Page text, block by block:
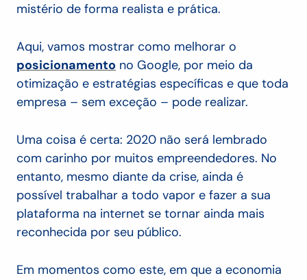
mistério de forma realista e prática.
Aqui, vamos mostrar como melhorar o
posicionamento no Google, por meio da
otimização e estratégias específicas e que toda
empresa – sem exceção – pode realizar.
Uma coisa é certa: 2020 não será lembrado
com carinho por muitos empreendedores. No
entanto, mesmo diante da crise, ainda é
possível trabalhar a todo vapor e fazer a sua
plataforma na internet se tornar ainda mais
reconhecida por seu público.
Em momentos como este, em que a economia